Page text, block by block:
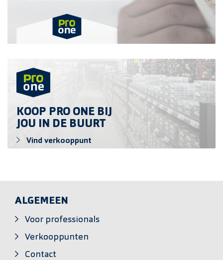
Vind verkooppunt
KOOP PRO ONE BIJ
JOU IN DE BUURT
Vind verkooppunt
ALGEMEEN
Voor professionals
Verkooppunten
Contact